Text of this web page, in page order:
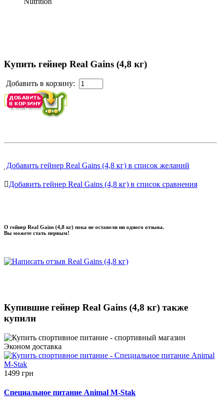
Купить гейнер Real Gains (4,8 кг)
Добавить в корзину:
Добавить гейнер Real Gains (4,8 кг) в список желаний
Добавить гейнер Real Gains (4,8 кг) в список сравнения
О гейнер Real Gains (4,8 кг) пока не оставели ни одного отзыва.
Вы можете стать первым!
Купившие гейнер Real Gains (4,8 кг) также
купили
Эконом доставка
1499 грн
Специальное питание Animal М-Stak